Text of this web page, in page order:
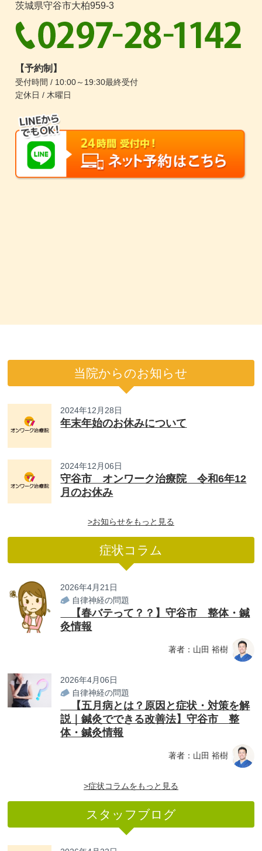
茨城県守谷市大柏959-3
【予約制】
受付時間 / 10:00～19:30最終受付
定休日 / 木曜日
当院からのお知らせ
2024年12月28日
年末年始のお休みについて
2024年12月06日
守谷市 オンワーク治療院 令和6年12
月のお休み
>お知らせをもっと見る
症状コラム
2026年4月21日
自律神経の問題
【春バテって？？】守谷市 整体・鍼
灸情報
著者：山田 裕樹
2026年4月06日
自律神経の問題
【五月病とは？原因と症状・対策を解
説｜鍼灸でできる改善法】守谷市 整
体・鍼灸情報
著者：山田 裕樹
>症状コラムをもっと見る
スタッフブログ